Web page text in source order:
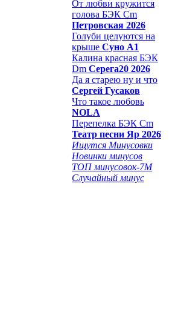
От любви кружится
голова БЭК Cm
Петровская 2026
Голуби целуются на
крыше Суно А1
Калина красная БЭК
Dm Серега20 2026
Да я старею ну и что
Сергей Гусаков
Что такое любовь
NOLA
Перепелка БЭК Cm
Театр песни Яр 2026
Ищутся Минусовки
Новинки минусов
ТОП минусовок-7M
Случайный минус